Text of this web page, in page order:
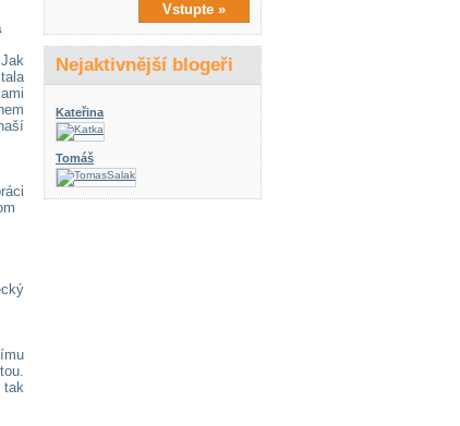
tak
Vstupte »
Nejaktivnější blogeři
Kateřina
Tomáš